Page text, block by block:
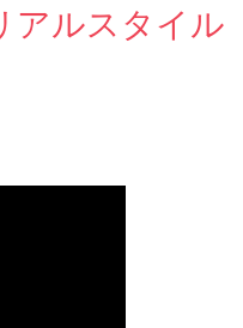
アルスタイル